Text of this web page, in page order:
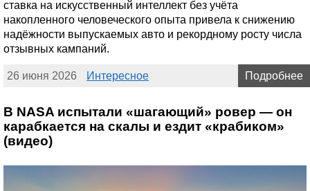
ставка на искусственный интеллект без учёта
накопленного человеческого опыта привела к снижению
надёжности выпускаемых авто и рекордному росту числа
отзывных кампаний.
26 июня 2026 Интересное Подробнее
В NASA испытали «шагающий» ровер — он
карабкается на скалы и ездит «крабиком»
(видео)